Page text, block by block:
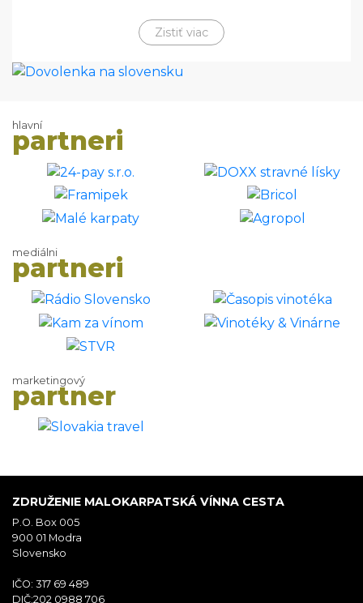
Zistiť viac
hlavní
partneri
mediálni
partneri
marketingový
partner
ZDRUŽENIE MALOKARPATSKÁ VÍNNA CESTA
P.O. Box 005
900 01 Modra
Slovensko
IČO: 317 69 489
DIČ:202 0988 706